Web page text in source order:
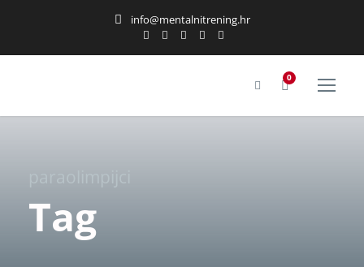
info@mentalnitrening.hr
0
Tag